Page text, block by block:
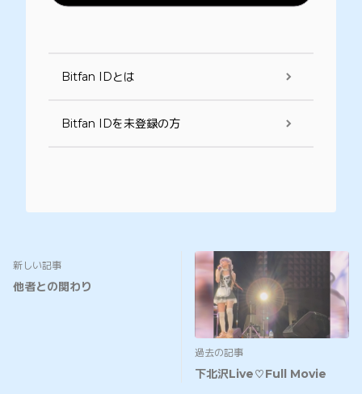
Bitfan IDとは
Bitfan IDを未登録の方
新しい記事
他者との関わり
過去の記事
下北沢Live♡Full Movie